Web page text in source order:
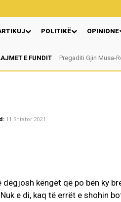
POLITIKË OPINIONE
E FUNDIT Pregaditi Gjin Musa-
Nga: Ndue Dedaj
11 Shtator 2021
dëgjosh këngët që po bën ky
e di, kaq të errët e shohin